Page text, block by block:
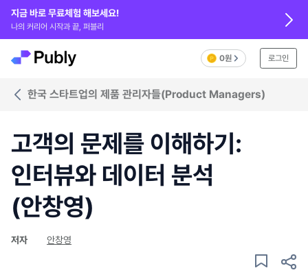
지금 바로 무료체험 해보세요!
나의 커리어 시작과 끝, 퍼블리
0원 로그인
한국 스타트업의 제품 관리자들(Product Managers)
고객의 문제를 이해하기:
인터뷰와 데이터 분석
(안창영)
저자 안창영